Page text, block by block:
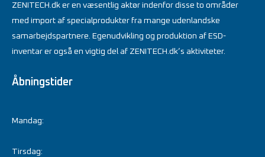
ZENITECH.dk er en væsentlig aktør indenfor disse to områder
med import af specialprodukter fra mange udenlandske
samarbejdspartnere. Egenudvikling og produktion af ESD-
inventar er også en vigtig del af ZENITECH.dk’s aktiviteter.
Åbningstider
Mandag:
Tirsdag: